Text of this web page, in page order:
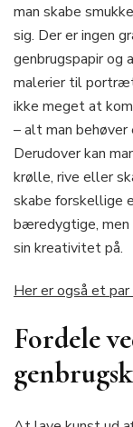
man skabe
sig. Der er ingen
genbrugspapir og
malerier til
ikke meget at
– alt man
Derudover kan
krølle, rive eller
skabe forskellige
bæredygtige, men
sin kreativitet på.
Her er også et
Fordele